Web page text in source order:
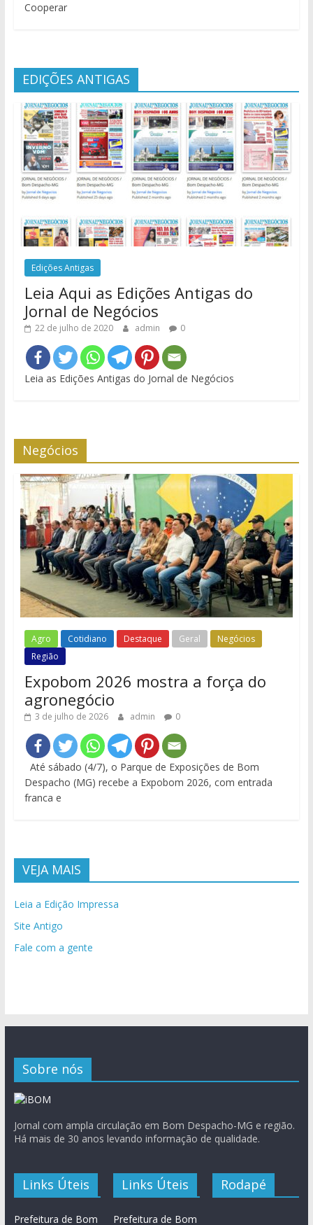
Cooperar
EDIÇÕES ANTIGAS
Edições Antigas
Leia Aqui as Edições Antigas do
Jornal de Negócios
22 de julho de 2020 admin 0
Leia as Edições Antigas do Jornal de Negócios
Negócios
Agro Cotidiano Destaque Geral
Negócios
Região
Expobom 2026 mostra a força do
agronegócio
3 de julho de 2026 admin 0
Até sábado (4/7), o Parque de Exposições de Bom
Despacho (MG) recebe a Expobom 2026, com entrada
franca e
VEJA MAIS
Leia a Edição Impressa
Site Antigo
Fale com a gente
Sobre nós
Jornal com ampla circulação em Bom Despacho-MG e região.
Há mais de 30 anos levando informação de qualidade.
Links Úteis
Prefeitura de Bom
Links Úteis
Prefeitura de Bom
Rodapé